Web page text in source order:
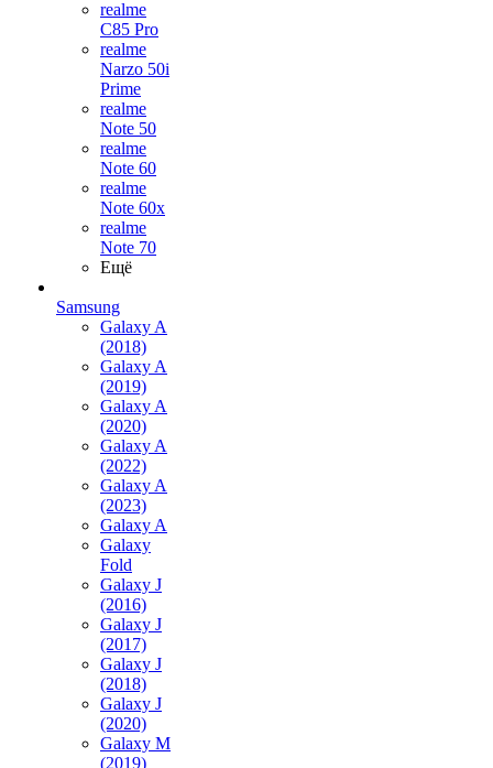
realme
C85 Pro
realme
Narzo 50i
Prime
realme
Note 50
realme
Note 60
realme
Note 60x
realme
Note 70
Ещё
Samsung
Galaxy A
(2018)
Galaxy A
(2019)
Galaxy A
(2020)
Galaxy A
(2022)
Galaxy A
(2023)
Galaxy A
Galaxy
Fold
Galaxy J
(2016)
Galaxy J
(2017)
Galaxy J
(2018)
Galaxy J
(2020)
Galaxy M
(2019)